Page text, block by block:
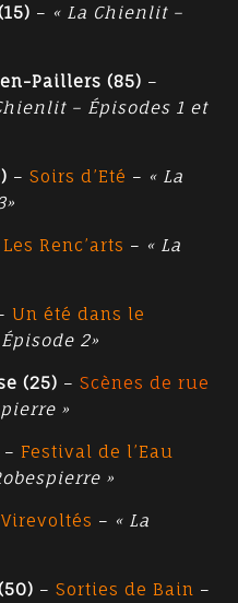
– « La Chienlit –
Paillers (85) –
– Épisodes 1 et
–Soirs d’Eté – « La
Les Renc’arts – « La
Un été dans le
2»
(25) –Scènes de rue
»
– Festival de l’Eau
»
– « La
–Sorties de Bain –